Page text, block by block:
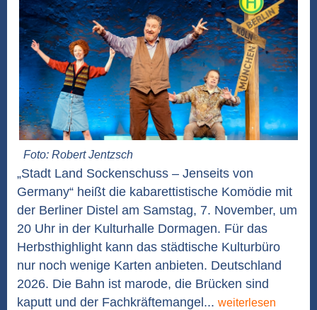
Foto: Robert Jentzsch
„Stadt Land Sockenschuss – Jenseits von
Germany“ heißt die kabarettistische Komödie mit
der Berliner Distel am Samstag, 7. November, um
20 Uhr in der Kulturhalle Dormagen. Für das
Herbsthighlight kann das städtische Kulturbüro
nur noch wenige Karten anbieten. Deutschland
2026. Die Bahn ist marode, die Brücken sind
kaputt und der Fachkräftemangel... weiterlesen